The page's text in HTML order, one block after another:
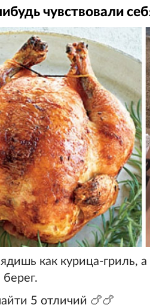
чувствовали
как курица-гриль,
5 отличий 🍗🍗